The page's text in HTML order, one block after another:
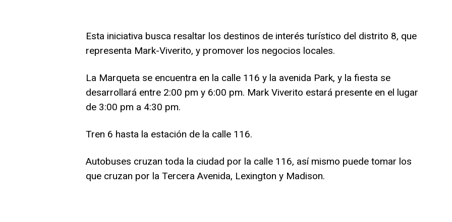
Esta iniciativa busca resaltar los destinos de interés turístico del distrito 8, que
representa Mark-Viverito, y promover los negocios locales.
La Marqueta se encuentra en la calle 116 y la avenida Park, y la fiesta se
desarrollará entre 2:00 pm y 6:00 pm. Mark Viverito estará presente en el lugar
de 3:00 pm a 4:30 pm.
Tren 6 hasta la estación de la calle 116.
Autobuses cruzan toda la ciudad por la calle 116, así mismo puede tomar los
que cruzan por la Tercera Avenida, Lexington y Madison.